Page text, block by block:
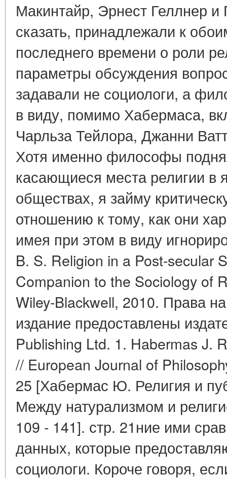
Макинтайр, Эрнест Геллнер и
сказать, принадлежали к
последнего времени о роли
параметры обсуждения
задавали не социологи, а
в виду, помимо Хабермаса,
Чарльза Тейлора, Джанни
Хотя именно философы
касающиеся места религии в
обществах, я займу
отношению к тому, как они
имея при этом в виду
B. S. Religion in a Post-secular
Companion to the Sociology of
Wiley-Blackwell, 2010. Права
издание предоставлены
Publishing Ltd. 1. Habermas J.
// European Journal of
25 [Хабермас Ю. Религия и
Между натурализмом и
109 - 141]. стр. 21ние ими
данных, которые
социологи. Короче говоря,